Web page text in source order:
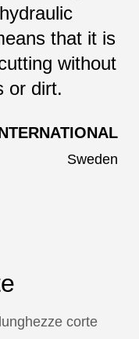
that it is
without
or dirt.
Sweden
corte